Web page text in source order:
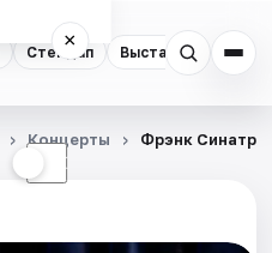
Стендап Выставки
×
☾
Концерты Фрэнк Синатра